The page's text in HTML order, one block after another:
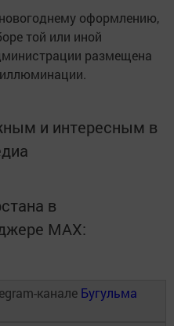
оформлению,
той или иной
размещена
и интересным в
в
MАХ:
канале Бугульма